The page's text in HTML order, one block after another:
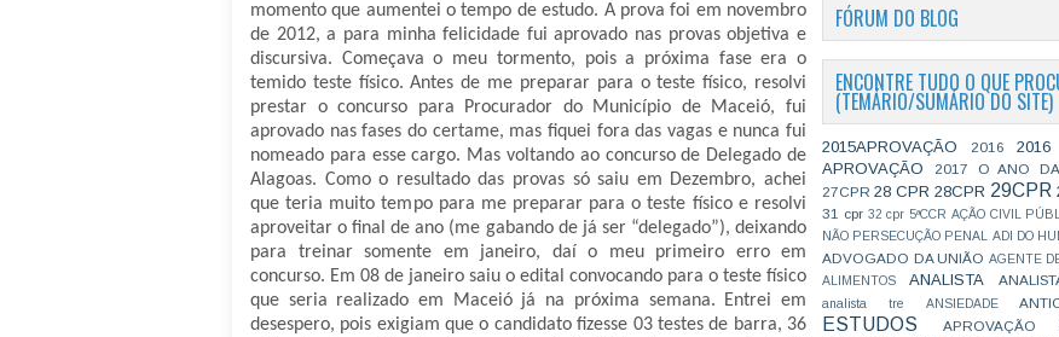
momento que aumentei o tempo de estudo. A prova foi em novembro
de 2012, a para minha felicidade fui aprovado nas provas objetiva e
discursiva. Começava o meu tormento, pois a próxima fase era o
temido teste físico. Antes de me preparar para o teste físico, resolvi
prestar o concurso para Procurador do Município de Maceió, fui
aprovado nas fases do certame, mas fiquei fora das vagas e nunca fui
nomeado para esse cargo. Mas voltando ao concurso de Delegado de
Alagoas. Como o resultado das provas só saiu em Dezembro, achei
que teria muito tempo para me preparar para o teste físico e resolvi
aproveitar o final de ano (me gabando de já ser “delegado”), deixando
para treinar somente em janeiro, daí o meu primeiro erro em
concurso. Em 08 de janeiro saiu o edital convocando para o teste físico
que seria realizado em Maceió já na próxima semana. Entrei em
desespero, pois exigiam que o candidato fizesse 03 testes de barra, 36
FÓRUM DO BLOG
ENCONTRE TUDO O QUE
(TEMÁRIO/SUMÁRIO DO SITE)
2015APROVAÇÃO 2016
APROVAÇÃO
2017 O ANO DA
27CPR 28 CPR 28CPR 29CPR
31 cpr 32 cpr 5ªCCR AÇÃO CIVIL
NÃO PERSECUÇÃO PENAL
ADI DO
ADVOGADO DA UNIÃO AGENTE
ALIMENTOS ANALISTA
analista tre ANSIEDADE
ESTUDOS
APROVAÇÃO